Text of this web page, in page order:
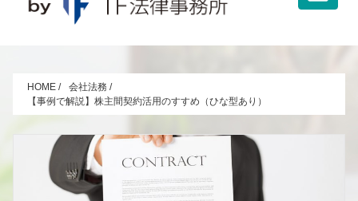
HOME / 会社法務 /
【事例で解説】株主間契約活用のすすめ（ひな型あり）